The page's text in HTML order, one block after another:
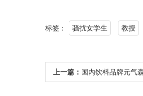
标签： 骚扰女学生 教授
上一篇： 国内饮料品牌元气